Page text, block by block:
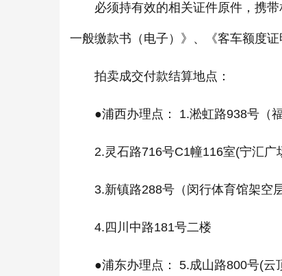
必须持有效的相关证件原件，携带
一般缴款书（电子）》、《客车额度
拍卖成交付款结算地点：
●浦西办理点： 1.淞虹路938号（福
2.灵石路716号C1幢116室(宁汇广
3.新镇路288号（闵行体育馆架空层
4.四川中路181号二楼
●浦东办理点： 5.成山路800号(云